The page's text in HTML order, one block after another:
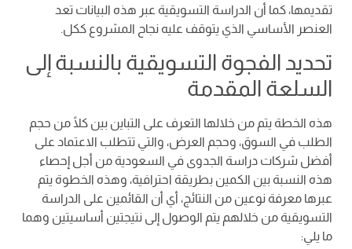
تقديمها، كما أن الدراسة التسويقية عبر هذه البيانات تعد
العنصر الأساسي الذي يتوقف عليه نجاح المشروع ككل.
تحديد الفجوة التسويقية بالنسبة إلى
السلعة المقدمة
هذه الخطة يتم من خلالها التعرف على التباين بين كلًا من حجم
الطلب في السوق، وحجم العرض، والتي تتطلب الاعتماد على
أفضل شركات دراسة الجدوى في السعودية من أجل إحصاء
هذه النسبة بين الكمين بطريقة احترافية، وهذه الخطوة يتم
عبرها معرفة نوعين من النتائج، أي أن القائمين على الدراسة
التسويقية من خلالهم يتم الوصول إلى نتيجتين أساسيتين وهما
ما يلي: